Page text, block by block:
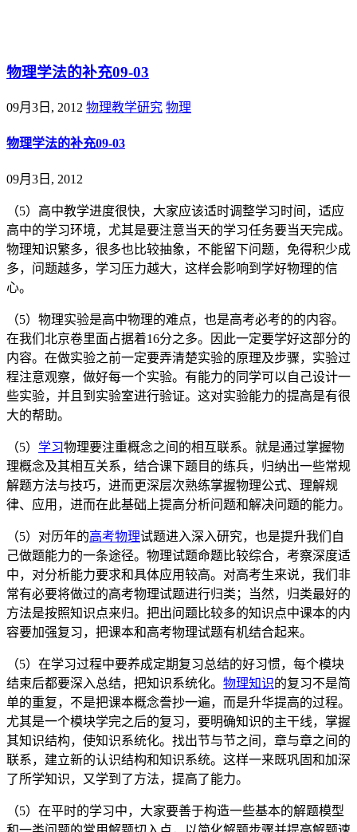
物理学法的补充09-03
09月3日, 2012 物理教学研究 物理
物理学法的补充09-03
09月3日, 2012
（5）高中教学进度很快，大家应该适时调整学习时间，适应
高中的学习环境，尤其是要注意当天的学习任务要当天完成。
物理知识繁多，很多也比较抽象，不能留下问题，免得积少成
多，问题越多，学习压力越大，这样会影响到学好物理的信
心。
（5）物理实验是高中物理的难点，也是高考必考的的内容。
在我们北京卷里面占据着16分之多。因此一定要学好这部分的
内容。在做实验之前一定要弄清楚实验的原理及步骤，实验过
程注意观察，做好每一个实验。有能力的同学可以自己设计一
些实验，并且到实验室进行验证。这对实验能力的提高是有很
大的帮助。
（5） 学习物理要注重概念之间的相互联系。就是通过掌握物
理概念及其相互关系，结合课下题目的练兵，归纳出一些常规
解题方法与技巧，进而更深层次熟练掌握物理公式、理解规
律、应用，进而在此基础上提高分析问题和解决问题的能力。
（5）对历年的高考物理试题进入深入研究，也是提升我们自
己做题能力的一条途径。物理试题命题比较综合，考察深度适
中，对分析能力要求和具体应用较高。对高考生来说，我们非
常有必要将做过的高考物理试题进行归类；当然，归类最好的
方法是按照知识点来归。把出问题比较多的知识点中课本的内
容要加强复习，把课本和高考物理试题有机结合起来。
（5）在学习过程中要养成定期复习总结的好习惯，每个模块
结束后都要深入总结，把知识系统化。 物理知识的复习不是简
单的重复，不是把课本概念誊抄一遍，而是升华提高的过程。
尤其是一个模块学完之后的复习，要明确知识的主干线，掌握
其知识结构，使知识系统化。找出节与节之间，章与章之间的
联系，建立新的认识结构和知识系统。这样一来既巩固和加深
了所学知识，又学到了方法，提高了能力。
（5）在平时的学习中，大家要善于构造一些基本的解题模型